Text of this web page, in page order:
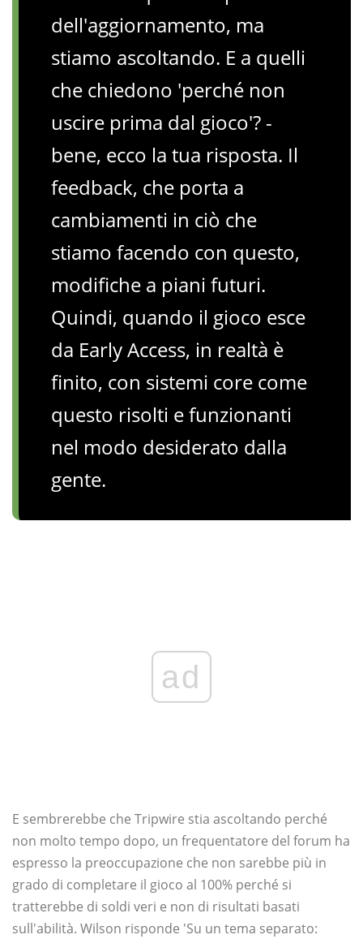
dell'aggiornamento, ma
stiamo ascoltando. E a quelli
che chiedono 'perché non
uscire prima dal gioco'? -
bene, ecco la tua risposta. Il
feedback, che porta a
cambiamenti in ciò che
stiamo facendo con questo,
modifiche a piani futuri.
Quindi, quando il gioco esce
da Early Access, in realtà è
finito, con sistemi core come
questo risolti e funzionanti
nel modo desiderato dalla
gente.
ad
E sembrerebbe che Tripwire stia ascoltando perché
non molto tempo dopo, un frequentatore del forum ha
espresso la preoccupazione che non sarebbe più in
grado di completare il gioco al 100% perché si
tratterebbe di soldi veri e non di risultati basati
sull'abilità. Wilson risponde 'Su un tema separato: